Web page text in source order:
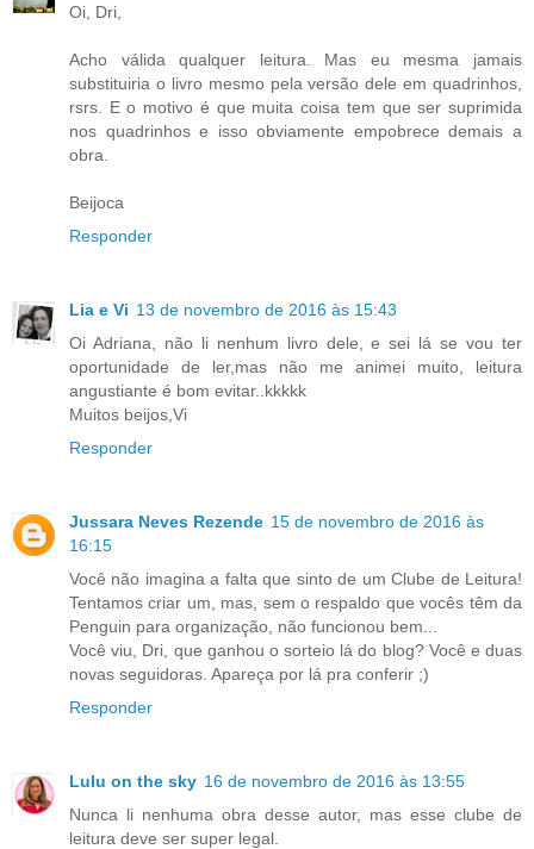
Oi, Dri,
Acho válida qualquer leitura. Mas eu mesma jamais
substituiria o livro mesmo pela versão dele em quadrinhos,
rsrs. E o motivo é que muita coisa tem que ser suprimida
nos quadrinhos e isso obviamente empobrece demais a
obra.
Beijoca
Responder
Lia e Vi 13 de novembro de 2016 às 15:43
Oi Adriana, não li nenhum livro dele, e sei lá se vou ter
oportunidade de ler,mas não me animei muito, leitura
angustiante é bom evitar..kkkkk
Muitos beijos,Vi
Responder
Jussara Neves Rezende 15 de novembro de 2016 às
16:15
Você não imagina a falta que sinto de um Clube de Leitura!
Tentamos criar um, mas, sem o respaldo que vocês têm da
Penguin para organização, não funcionou bem...
Você viu, Dri, que ganhou o sorteio lá do blog? Você e duas
novas seguidoras. Apareça por lá pra conferir ;)
Responder
Lulu on the sky 16 de novembro de 2016 às 13:55
Nunca li nenhuma obra desse autor, mas esse clube de
leitura deve ser super legal.